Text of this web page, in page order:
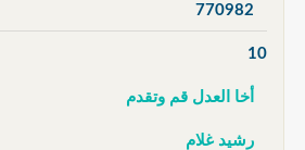
770982
10
أخا العدل قم وتقدم
رشيد غلام